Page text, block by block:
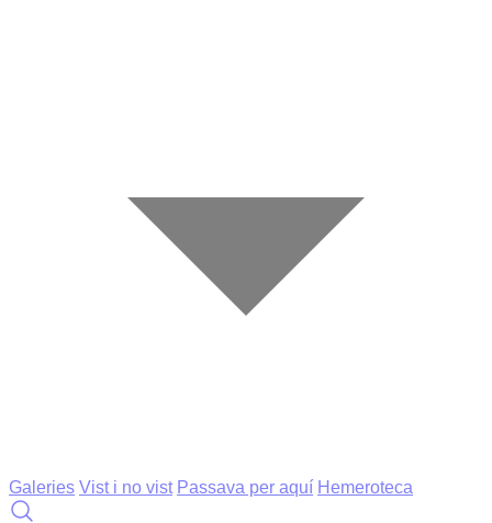
Galeries Vist i no vist Passava per aquí Hemeroteca